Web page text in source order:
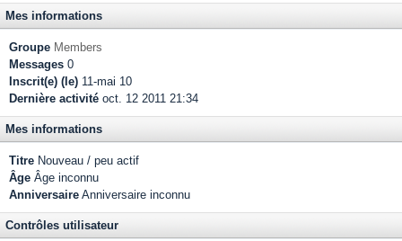
Mes informations
Groupe Members
Messages 0
Inscrit(e) (le) 11-mai 10
Dernière activité oct. 12 2011 21:34
Mes informations
Titre Nouveau / peu actif
Âge Âge inconnu
Anniversaire Anniversaire inconnu
Contrôles utilisateur